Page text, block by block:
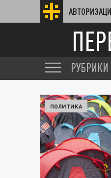
РУБРИКИ
ПОЛИТИКА